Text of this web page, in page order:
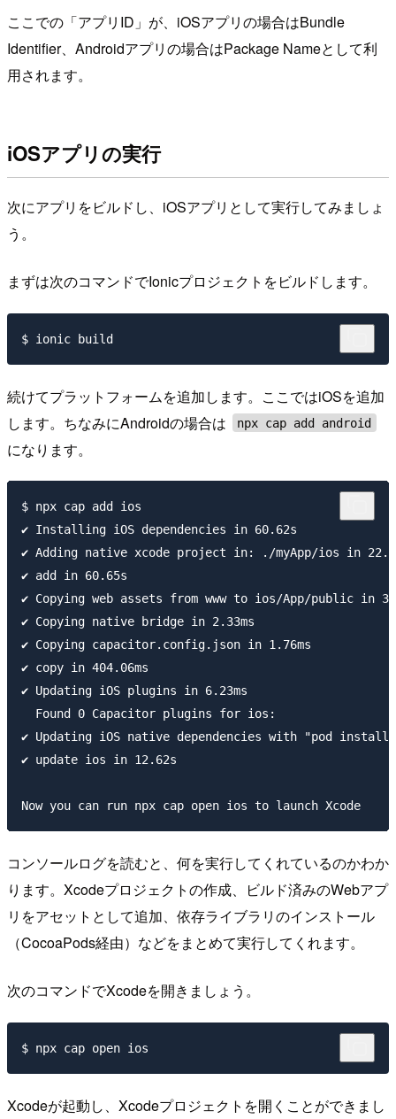
ここでの「アプリID」が、iOSアプリの場合はBundle
Identifier、Androidアプリの場合はPackage Nameとして利
用されます。
iOSアプリの実行
次にアプリをビルドし、iOSアプリとして実行してみましょ
う。
まずは次のコマンドでIonicプロジェクトをビルドします。
続けてプラットフォームを追加します。ここではiOSを追加
します。ちなみにAndroidの場合は
npx cap add android
になります。
$ npx cap add ios
✔ Installing iOS dependencies in 60.62s
✔ Adding native xcode project in: ./myApp/ios in
✔ add in 60.65s
✔ Copying web assets from www to ios/App/public in
✔ Copying native bridge in 2.33ms
✔ Copying capacitor.config.json in 1.76ms
✔ copy in 404.06ms
✔ Updating iOS plugins in 6.23ms
  Found 0 Capacitor plugins for ios:
✔ Updating iOS native dependencies with "pod
✔ update ios in 12.62s
コンソールログを読むと、何を実行してくれているのかわか
ります。Xcodeプロジェクトの作成、ビルド済みのWebアプ
リをアセットとして追加、依存ライブラリのインストール
（CocoaPods経由）などをまとめて実行してくれます。
次のコマンドでXcodeを開きましょう。
Xcodeが起動し、Xcodeプロジェクトを開くことができまし